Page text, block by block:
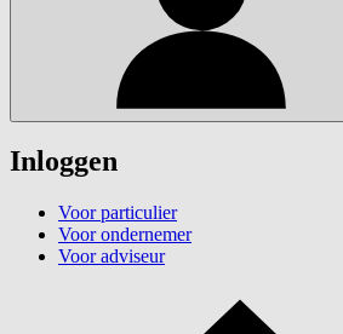
Inloggen
Voor particulier
Voor ondernemer
Voor adviseur